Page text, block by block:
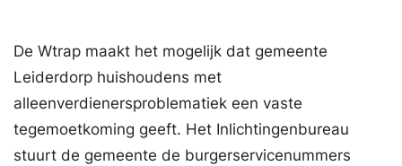
De Wtrap maakt het mogelijk dat gemeente
Leiderdorp huishoudens met
alleenverdienersproblematiek een vaste
tegemoetkoming geeft. Het Inlichtingenbureau
stuurt de gemeente de burgerservicenummers